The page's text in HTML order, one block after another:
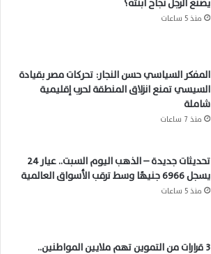
منذ 5 ساعات
المفكر السياسي حسن النجار: تحركات مصر بقيادة
السيسي تمنع انزلاق المنطقة لحرب إقليمية
شاملة
منذ 7 ساعات
تحديثات جديدة – الذهب اليوم السبت.. عيار 24
يسجل 6966 جنيهًا وسط ترقب الأسواق العالمية
منذ 5 ساعات
3 قرارات من التموين تهم ملايين المواطنين..